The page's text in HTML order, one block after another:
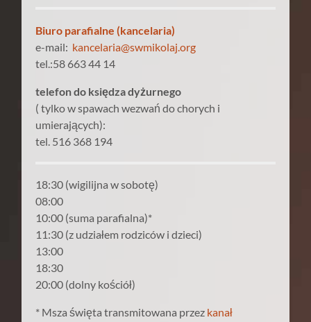
Biuro parafialne (kancelaria)
e-mail: kancelaria@swmikolaj.org
tel.:58 663 44 14
telefon do księdza dyżurnego
( tylko w spawach wezwań do chorych i
umierających):
tel. 516 368 194
18:30 (wigilijna w sobotę)
08:00
10:00 (suma parafialna)*
11:30 (z udziałem rodziców i dzieci)
13:00
18:30
20:00 (dolny kościół)
* Msza święta transmitowana przez kanał